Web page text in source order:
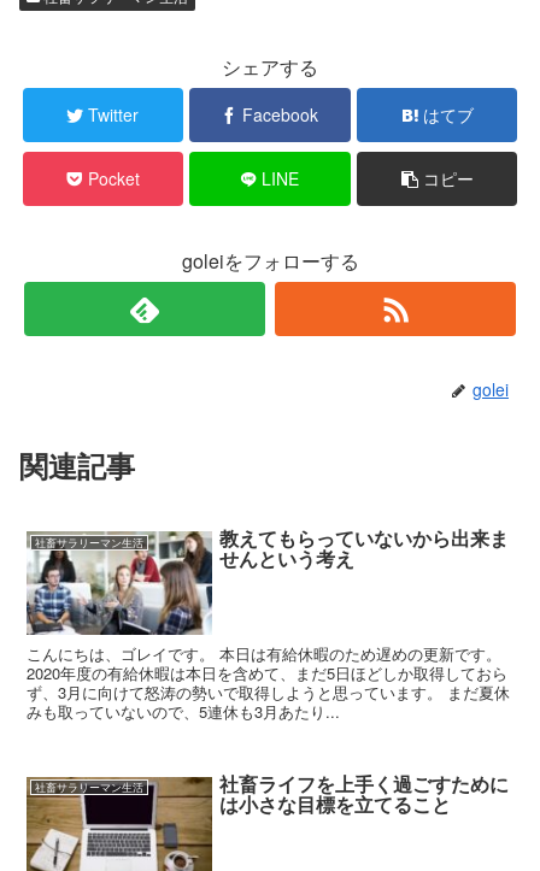
シェアする
Twitter Facebook はてブ
Pocket LINE コピー
goleiをフォローする
golei
関連記事
社畜サラリーマン生活 教えてもらっていないから出来ま
せんという考え
こんにちは、ゴレイです。 本日は有給休暇のため遅めの更新です。
2020年度の有給休暇は本日を含めて、まだ5日ほどしか取得しておら
ず、3月に向けて怒涛の勢いで取得しようと思っています。 まだ夏休
みも取っていないので、5連休も3月あたり...
社畜サラリーマン生活 社畜ライフを上手く過ごすために
は小さな目標を立てること